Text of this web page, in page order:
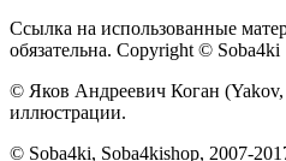
Ссылка на использованные
обязательна. Copyright © Soba4ki
© Яков Андреевич Коган (Yakov,
иллюстрации.
© Soba4ki, Soba4kishop, 2007-